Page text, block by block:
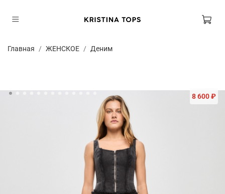
Главная ЖЕНСКОЕ Деним
8 600 ₽